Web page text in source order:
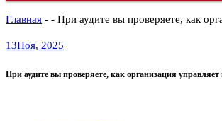
Главная - - При аудите вы проверяете, как
13Ноя, 2025
При аудите вы проверяете, как организация